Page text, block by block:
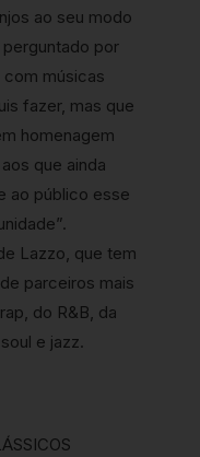
ao seu modo
por
com músicas
fazer, mas que
homenagem
que ainda
ao público esse
Lazzo, que tem
parceiros mais
do R&B, da
e jazz.